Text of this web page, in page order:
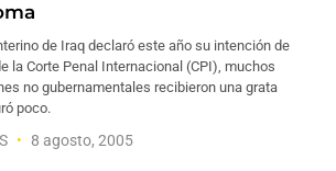
de Iraq declaró este año su intención de
la Corte Penal Internacional (CPI), muchos
no gubernamentales recibieron una grata
poco.
8 agosto, 2005